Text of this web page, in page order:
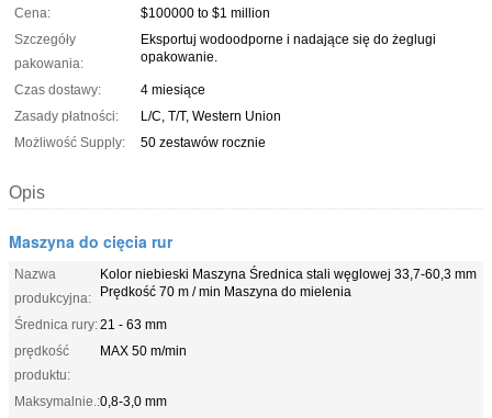
Cena:
$100000 to $1 million
Szczegóły
pakowania:
Eksportuj wodoodporne i nadające się do żeglugi
opakowanie.
Czas dostawy:
4 miesiące
Zasady płatności:
L/C, T/T, Western Union
Możliwość Supply:
50 zestawów rocznie
Opis
Maszyna do cięcia rur
Nazwa
produkcyjna:
Kolor niebieski Maszyna Średnica stali węglowej 33,7-60,3 mm
Prędkość 70 m / min Maszyna do mielenia
Średnica rury:21 - 63 mm
prędkość
produktu:
MAX 50 m/min
Maksymalnie.:0,8-3,0 mm